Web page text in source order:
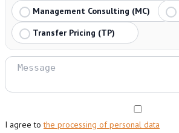
Management Consulting (MC)
Transfer Pricing (TP)
I agree tothe processing of personal data